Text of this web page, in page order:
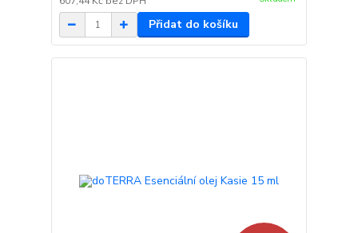
Přidat do košíku